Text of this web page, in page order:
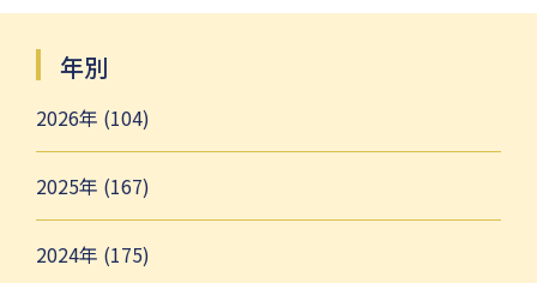
年別
2026年 (104)
2025年 (167)
2024年 (175)